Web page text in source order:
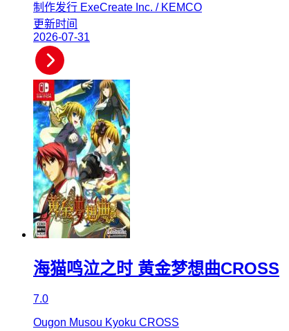
制作发行 ExeCreate Inc. / KEMCO
更新时间
2026-07-31
海猫鸣泣之时 黄金梦想曲CROSS
7.0
Ougon Musou Kyoku CROSS